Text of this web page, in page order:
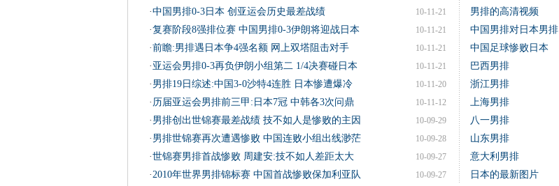
10-11-21
·中国男排0-3日本 创亚运会历史最差战绩
10-11-21
·复赛阶段8强排位赛 中国男排0-3伊朗将迎战日本
10-11-21
·前瞻:男排遇日本争4强名额 网上双塔阻击对手
10-11-21
· 亚运会男排0-3再负伊朗小组第二 1/4决赛碰日本
10-11-20
· 男排19日综述:中国3-0沙特4连胜 日本惨遭爆冷
10-11-12
· 历届亚运会男排前三甲:日本7冠 中韩各3次问鼎
10-09-29
· 男排创出世锦赛最差战绩 技不如人是惨败的主因
10-09-28
· 男排世锦赛再次遭遇惨败 中国连败小组出线渺茫
10-09-27
·世锦赛男排首战惨败 周建安:技不如人差距太大
10-09-27
·2010年世界男排锦标赛 中国首战惨败保加利亚队
男排的高清视频
中国男排对日本男排
中国足球惨败日本
巴西男排
浙江男排
上海男排
八一男排
山东男排
意大利男排
日本的最新图片